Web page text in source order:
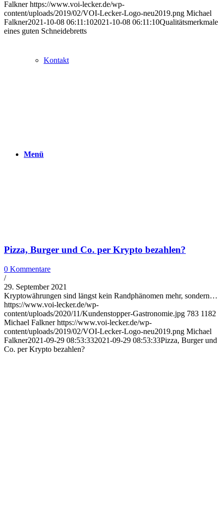
Kontakt
Menü
Falkner https://www.voi-lecker.de/wp-
content/uploads/2019/02/VOI-Lecker-Logo-neu2019.png Michael
Falkner2021-10-08 06:11:102021-10-08 06:11:10Qualitätsmerkmale
eines guten Schneidebretts
Pizza, Burger und Co. per Krypto bezahlen?
0 Kommentare
/
29. September 2021
Kryptowährungen sind längst kein Randphänomen mehr, sondern…
https://www.voi-lecker.de/wp-
content/uploads/2020/11/Kundenstopper-Gastronomie.jpg 783 1182
Michael Falkner https://www.voi-lecker.de/wp-
content/uploads/2019/02/VOI-Lecker-Logo-neu2019.png Michael
Falkner2021-09-29 08:53:332021-09-29 08:53:33Pizza, Burger und
Co. per Krypto bezahlen?